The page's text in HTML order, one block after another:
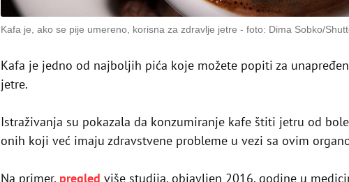
Kafa je, ako se pije umereno, korisna za zdravlje jetre foto: Dima Sobko/
Кafa je jedno od najboljih pića koje možete popiti za
jetre.
Istraživanja su pokazala da konzumiranje kafe štiti jetru od
onih koji već imaju zdravstvene probleme u vezi sa ovim
Na primer, pregled više studija, objavljen 2016. godine u